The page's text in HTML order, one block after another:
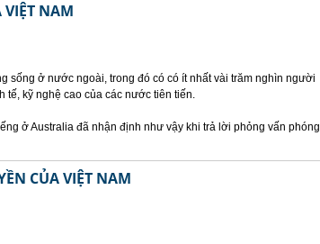
VIỆT NAM
sống ở nước ngoài, trong đó có có ít nhất vài trăm nghìn người
tế, kỹ nghệ cao của các nước tiên tiến.
ở Australia đã nhận định như vậy khi trả lời phỏng vấn phóng
CỦA VIỆT NAM